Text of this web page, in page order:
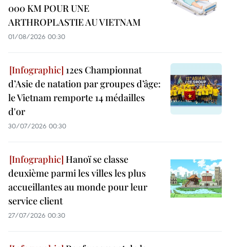
000 KM POUR UNE
ARTHROPLASTIE AU VIETNAM
01/08/2026 00:30
12es Championnat
d’Asie de natation par groupes d’âge:
le Vietnam remporte 14 médailles
d'or
30/07/2026 00:30
Hanoï se classe
deuxième parmi les villes les plus
accueillantes au monde pour leur
service client
27/07/2026 00:30